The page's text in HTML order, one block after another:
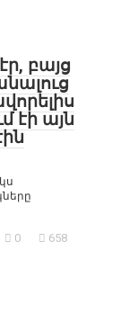
բայց
էի այն
0 658